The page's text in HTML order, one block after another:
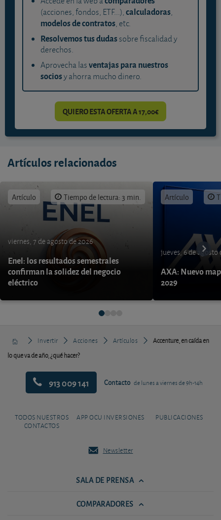
(acciones, fondos, ETF...),calculadoras,
modelos de contratos, etc.
Resolvemos tus dudassobre fiscalidad y
derechos.
Aprovecha lasventajas para nuestros
sociosy ahorra mucho dinero.
QUIERO ESTA OFERTA A 17,00€
Artículos relacionados
Artículo Tiempo de lectura: 3 min.
viernes, 7 de agosto de 2026
Enel: los resultados semestrales
confirman la solidez del negocio
eléctrico
Artículo
jueves, 6 de agosto
AXA: Nuevo
2029
Invertir Acciones Artículos
Accenture, en caída en
lo que va de año, ¿qué hacer?
913 009 141 Contacto de lunes a viernes de 9h-14h
TODOS NUESTROS
CONTACTOS
APP OCU INVERSIONES PUBLICACIONES
Newsletter
SALA DE PRENSA
COMPARADORES